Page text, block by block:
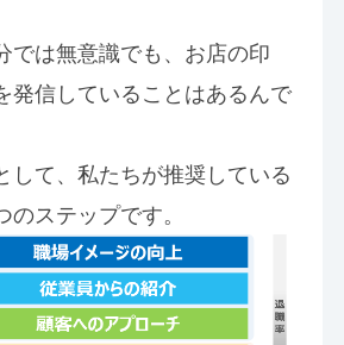
では無意識でも、お店の印
発信していることはあるんで
して、私たちが推奨している
のステップです。